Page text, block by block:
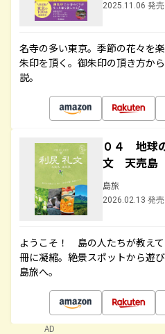
2025.11.06 発売
名寺の多い東京。季節の花々を
朱印を頂く。御朱印の頂き方か
説。
０４ 地
文 天売島
島旅
2026.02.13 発売
ようこそ！ 島の人たちが教え
冊に凝縮。絶景スポットから遊
島旅へ。
AD